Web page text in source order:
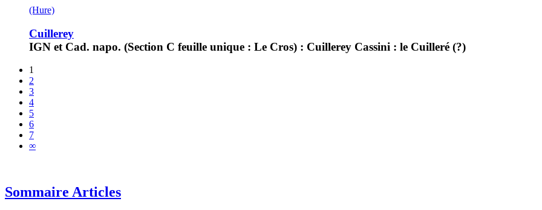
(Hure)
Cuillerey
IGN et Cad. napo. (Section C feuille unique : Le Cros) : Cuillerey Cassini : le Cuilleré (?)
1
2
3
4
5
6
7
∞
Sommaire Articles